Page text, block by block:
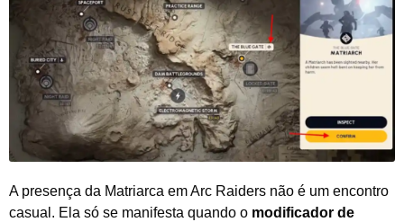
A presença da Matriarca em Arc Raiders não é um encontro
casual. Ela só se manifesta quando o modificador de